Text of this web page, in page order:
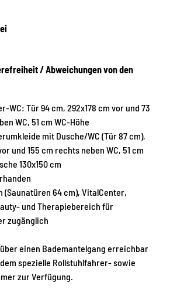
/ Abweichungen von den
WC: Tür 94 cm, 292x178 cm vor und 73
WC, 51 cm WC-Höhe
mit Dusche/WC (Tür 87 cm),
und 155 cm rechts neben WC, 51 cm
130x150 cm
(Saunatüren 64 cm), VitalCenter,
und Therapiebereich für
zugänglich
einen Bademantelgang erreichbar
spezielle Rollstuhlfahrer- sowie
zur Verfügung.